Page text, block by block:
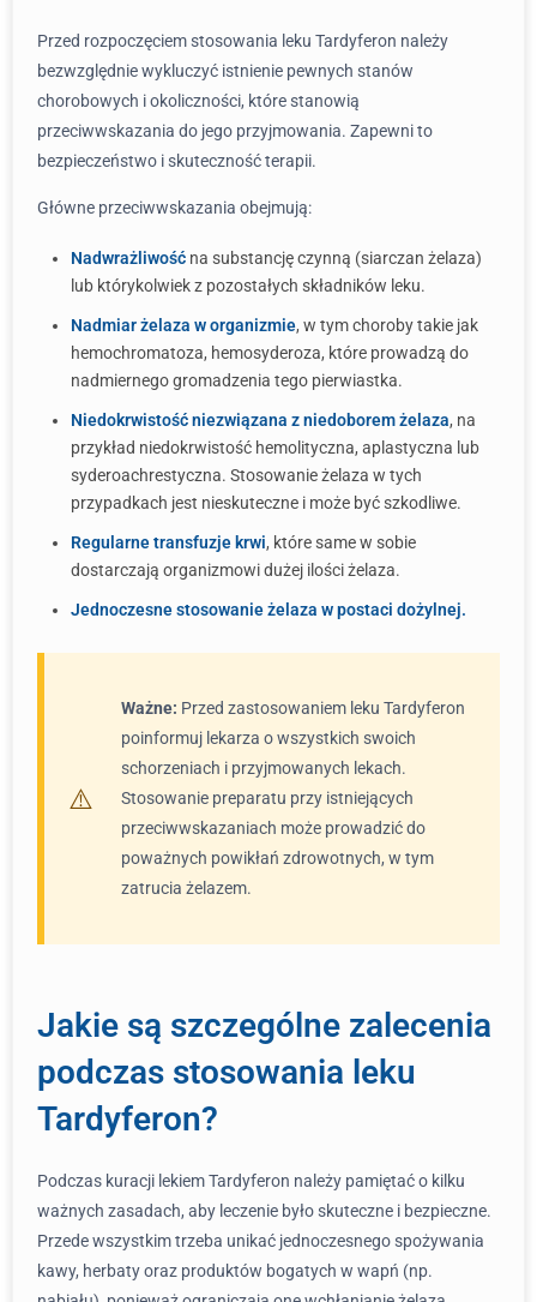
Przed rozpoczęciem stosowania leku Tardyferon należy
bezwzględnie wykluczyć istnienie pewnych stanów
chorobowych i okoliczności, które stanowią
przeciwwskazania do jego przyjmowania. Zapewni to
bezpieczeństwo i skuteczność terapii.
Główne przeciwwskazania obejmują:
Nadwrażliwość na substancję czynną (siarczan żelaza)
lub którykolwiek z pozostałych składników leku.
Nadmiar żelaza w organizmie, w tym choroby takie jak
hemochromatoza, hemosyderoza, które prowadzą do
nadmiernego gromadzenia tego pierwiastka.
Niedokrwistość niezwiązana z niedoborem żelaza, na
przykład niedokrwistość hemolityczna, aplastyczna lub
syderoachrestyczna. Stosowanie żelaza w tych
przypadkach jest nieskuteczne i może być szkodliwe.
Regularne transfuzje krwi, które same w sobie
dostarczają organizmowi dużej ilości żelaza.
Jednoczesne stosowanie żelaza w postaci dożylnej.
Ważne: Przed zastosowaniem leku Tardyferon
poinformuj lekarza o wszystkich swoich
schorzeniach i przyjmowanych lekach.
Stosowanie preparatu przy istniejących
przeciwwskazaniach może prowadzić do
poważnych powikłań zdrowotnych, w tym
zatrucia żelazem.
Jakie są szczególne zalecenia
podczas stosowania leku
Tardyferon?
Podczas kuracji lekiem Tardyferon należy pamiętać o kilku
ważnych zasadach, aby leczenie było skuteczne i bezpieczne.
Przede wszystkim trzeba unikać jednoczesnego spożywania
kawy, herbaty oraz produktów bogatych w wapń (np.